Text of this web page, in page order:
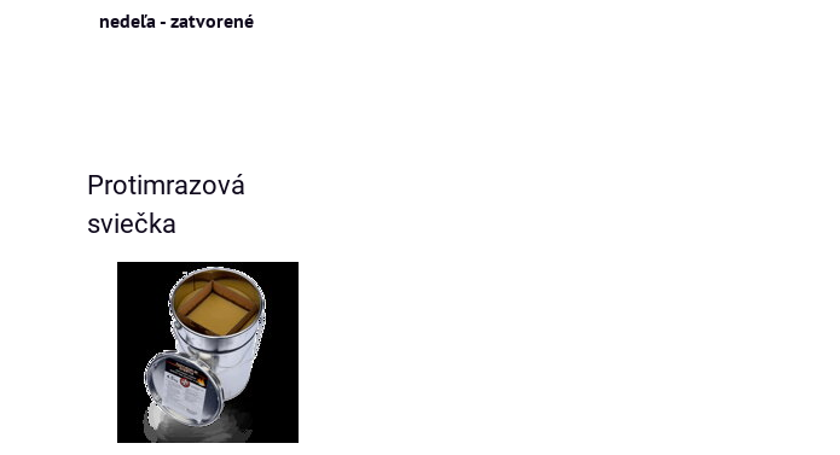
nedeľa - zatvorené
Protimrazová
sviečka